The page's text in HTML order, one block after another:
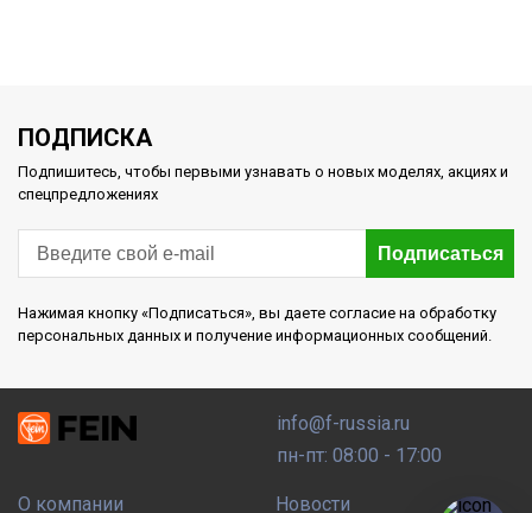
ПОДПИСКА
Подпишитесь, чтобы первыми узнавать о новых моделях, акциях и
спецпредложениях
Подписаться
Нажимая кнопку «Подписаться», вы даете согласие на обработку
персональных данных и получение информационных сообщений.
О компании Новости
info@f-russia.ru
пн-пт: 08:00 - 17:00